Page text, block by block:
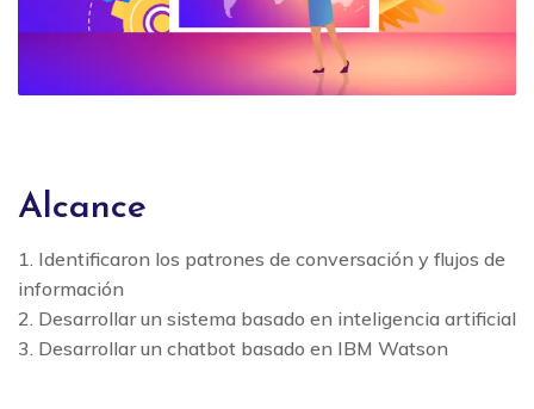
Alcance
1. Identificaron los patrones de conversación y flujos de
información
2. Desarrollar un sistema basado en inteligencia artificial
3. Desarrollar un chatbot basado en IBM Watson